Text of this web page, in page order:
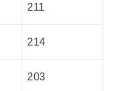
211
214
203